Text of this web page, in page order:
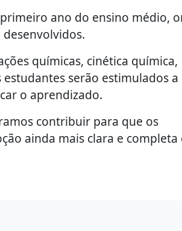
ano do ensino médio,
químicas, cinética química,
serão estimulados a
o aprendizado.
contribuir para que os
ainda mais clara e completa